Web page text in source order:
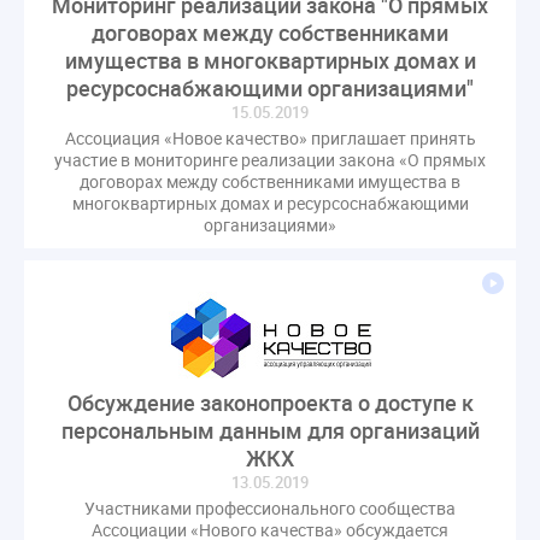
оспаривание ОСС
перелицензирование
переуступка
плановые проверки
пожарная безопасность
прекращение договора
пристройка
провайдер
прогород
проект постановления
рабочая группа
регистрация
реестр УК связь
совет МКД
статистика
страхование МКД
умный дом
экспертный совет
договорах между собственниками
имущества в многоквартирных домах и
ресурсоснабжающими организациями"
15.05.2019
Ассоциация «Новое качество» приглашает принять
участие в мониторинге реализации закона «О прямых
договорах между собственниками имущества в
многоквартирных домах и ресурсоснабжающими
организациями»
Обсуждение законопроекта о доступе к
персональным данным для организаций
ЖКХ
13.05.2019
Участниками профессионального сообщества
Ассоциации «Нового качества» обсуждается